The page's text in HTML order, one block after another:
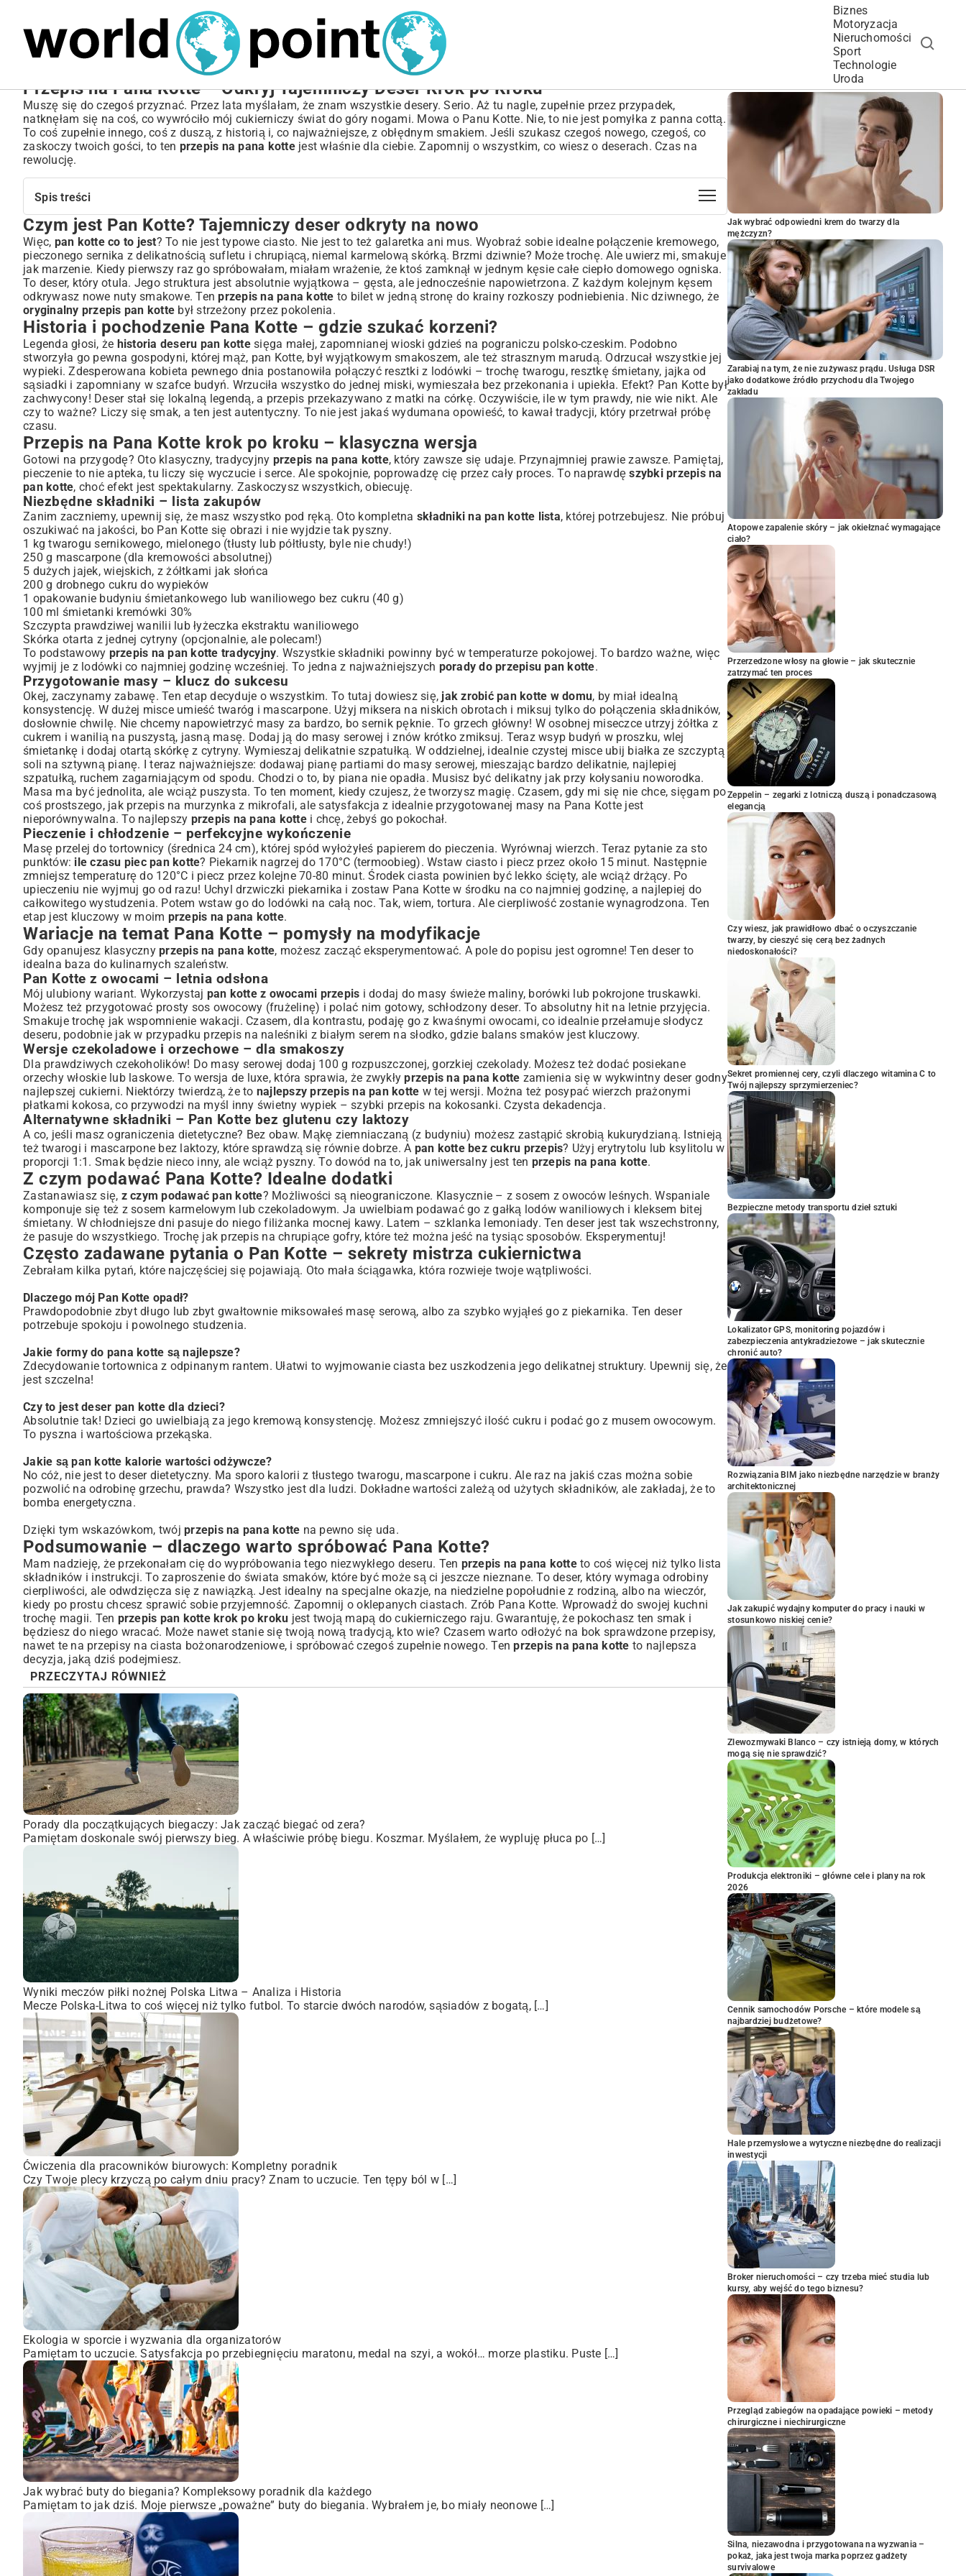
Biznes
Motoryzacja
Nieruchomości
Sport
Technologie
Uroda
Przepis na Pana Kotte – Odkryj Tajemniczy Deser Krok po Kroku
Muszę się do czegoś przyznać. Przez lata myślałam, że znam wszystkie desery. Serio. Aż tu nagle, zupełnie przez przypadek,
natknęłam się na coś, co wywróciło mój cukierniczy świat do góry nogami. Mowa o Panu Kotte. Nie, to nie jest pomyłka z panna cottą.
To coś zupełnie innego, coś z duszą, z historią i, co najważniejsze, z obłędnym smakiem. Jeśli szukasz czegoś nowego, czegoś, co
zaskoczy twoich gości, to ten przepis na pana kottejest właśnie dla ciebie. Zapomnij o wszystkim, co wiesz o deserach. Czas na
rewolucję.
Spis treści
Czym jest Pan Kotte? Tajemniczy deser odkryty na nowo
Historia i pochodzenie Pana Kotte – gdzie szukać korzeni?
Przepis na Pana Kotte krok po kroku – klasyczna wersja
Niezbędne składniki – lista zakupów
Przygotowanie masy – klucz do sukcesu
Pieczenie i chłodzenie – perfekcyjne wykończenie
Wariacje na temat Pana Kotte – pomysły na modyfikacje
Pan Kotte z owocami – letnia odsłona
Wersje czekoladowe i orzechowe – dla smakoszy
Alternatywne składniki – Pan Kotte bez glutenu czy laktozy
Z czym podawać Pana Kotte? Idealne dodatki
Często zadawane pytania o Pan Kotte – sekrety mistrza cukiernictwa
Podsumowanie – dlaczego warto spróbować Pana Kotte?
Czym jest Pan Kotte? Tajemniczy deser odkryty na nowo
Więc, pan kotte co to jest? To nie jest typowe ciasto. Nie jest to też galaretka ani mus. Wyobraź sobie idealne połączenie kremowego,
pieczonego sernika z delikatnością sufletu i chrupiącą, niemal karmelową skórką. Brzmi dziwnie? Może trochę. Ale uwierz mi, smakuje
jak marzenie. Kiedy pierwszy raz go spróbowałam, miałam wrażenie, że ktoś zamknął w jednym kęsie całe ciepło domowego ogniska.
To deser, który otula. Jego struktura jest absolutnie wyjątkowa – gęsta, ale jednocześnie napowietrzona. Z każdym kolejnym kęsem
odkrywasz nowe nuty smakowe. Tenprzepis na pana kotte to bilet w jedną stronę do krainy rozkoszy podniebienia. Nic dziwnego, że
oryginalny przepis pan kotte był strzeżony przez pokolenia.
Historia i pochodzenie Pana Kotte – gdzie szukać korzeni?
Legenda głosi, że historia deseru pan kottesięga małej, zapomnianej wioski gdzieś na pograniczu polsko-czeskim. Podobno
stworzyła go pewna gospodyni, której mąż, pan Kotte, był wyjątkowym smakoszem, ale też strasznym marudą. Odrzucał wszystkie jej
wypieki. Zdesperowana kobieta pewnego dnia postanowiła połączyć resztki z lodówki – trochę twarogu, resztkę śmietany, jajka od
sąsiadki i zapomniany w szafce budyń. Wrzuciła wszystko do jednej miski, wymieszała bez przekonania i upiekła. Efekt? Pan Kotte był
zachwycony! Deser stał się lokalną legendą, a przepis przekazywano z matki na córkę. Oczywiście, ile w tym prawdy, nie wie nikt. Ale
czy to ważne? Liczy się smak, a ten jest autentyczny. To nie jest jakaś wydumana opowieść, to kawał tradycji, który przetrwał próbę
czasu.
Przepis na Pana Kotte krok po kroku – klasyczna wersja
Gotowi na przygodę? Oto klasyczny, tradycyjny przepis na pana kotte, który zawsze się udaje. Przynajmniej prawie zawsze. Pamiętaj,
pieczenie to nie apteka, tu liczy się wyczucie i serce. Ale spokojnie, poprowadzę cię przez cały proces. To naprawdęszybki przepis na
pan kotte, choć efekt jest spektakularny. Zaskoczysz wszystkich, obiecuję.
Niezbędne składniki – lista zakupów
Zanim zaczniemy, upewnij się, że masz wszystko pod ręką. Oto kompletna składniki na pan kotte lista, której potrzebujesz. Nie próbuj
oszukiwać na jakości, bo Pan Kotte się obrazi i nie wyjdzie tak pyszny.
1 kg twarogu sernikowego, mielonego (tłusty lub półtłusty, byle nie chudy!)
250 g mascarpone (dla kremowości absolutnej)
5 dużych jajek, wiejskich, z żółtkami jak słońca
200 g drobnego cukru do wypieków
1 opakowanie budyniu śmietankowego lub waniliowego bez cukru (40 g)
100 ml śmietanki kremówki 30%
Szczypta prawdziwej wanilii lub łyżeczka ekstraktu waniliowego
Skórka otarta z jednej cytryny (opcjonalnie, ale polecam!)
To podstawowy przepis na pan kotte tradycyjny. Wszystkie składniki powinny być w temperaturze pokojowej. To bardzo ważne, więc
wyjmij je z lodówki co najmniej godzinę wcześniej. To jedna z najważniejszych porady do przepisu pan kotte.
Przygotowanie masy – klucz do sukcesu
Okej, zaczynamy zabawę. Ten etap decyduje o wszystkim. To tutaj dowiesz się, jak zrobić pan kotte w domu, by miał idealną
konsystencję. W dużej misce umieść twaróg i mascarpone. Użyj miksera na niskich obrotach i miksuj tylko do połączenia składników,
dosłownie chwilę. Nie chcemy napowietrzyć masy za bardzo, bo sernik pęknie. To grzech główny! W osobnej miseczce utrzyj żółtka z
cukrem i wanilią na puszystą, jasną masę. Dodaj ją do masy serowej i znów krótko zmiksuj. Teraz wsyp budyń w proszku, wlej
śmietankę i dodaj otartą skórkę z cytryny. Wymieszaj delikatnie szpatułką. W oddzielnej, idealnie czystej misce ubij białka ze szczyptą
soli na sztywną pianę. I teraz najważniejsze: dodawaj pianę partiami do masy serowej, mieszając bardzo delikatnie, najlepiej
szpatułką, ruchem zagarniającym od spodu. Chodzi o to, by piana nie opadła. Musisz być delikatny jak przy kołysaniu noworodka.
Masa ma być jednolita, ale wciąż puszysta. To ten moment, kiedy czujesz, że tworzysz magię. Czasem, gdy mi się nie chce, sięgam po
coś prostszego, jak przepis na murzynka z mikrofali, ale satysfakcja z idealnie przygotowanej masy na Pana Kotte jest
nieporównywalna. To najlepszy przepis na pana kottei chcę, żebyś go pokochał.
Pieczenie i chłodzenie – perfekcyjne wykończenie
Masę przelej do tortownicy (średnica 24 cm), której spód wyłożyłeś papierem do pieczenia. Wyrównaj wierzch. Teraz pytanie za sto
punktów: ile czasu piec pan kotte? Piekarnik nagrzej do 170°C (termoobieg). Wstaw ciasto i piecz przez około 15 minut. Następnie
zmniejsz temperaturę do 120°C i piecz przez kolejne 70-80 minut. Środek ciasta powinien być lekko ścięty, ale wciąż drżący. Po
upieczeniu nie wyjmuj go od razu! Uchyl drzwiczki piekarnika i zostaw Pana Kotte w środku na co najmniej godzinę, a najlepiej do
całkowitego wystudzenia. Potem wstaw go do lodówki na całą noc. Tak, wiem, tortura. Ale cierpliwość zostanie wynagrodzona. Ten
etap jest kluczowy w moim przepis na pana kotte.
Wariacje na temat Pana Kotte – pomysły na modyfikacje
Gdy opanujesz klasyczny przepis na pana kotte, możesz zacząć eksperymentować. A pole do popisu jest ogromne! Ten deser to
idealna baza do kulinarnych szaleństw.
Pan Kotte z owocami – letnia odsłona
Mój ulubiony wariant. Wykorzystaj pan kotte z owocami przepis i dodaj do masy świeże maliny, borówki lub pokrojone truskawki.
Możesz też przygotować prosty sos owocowy (frużelinę) i polać nim gotowy, schłodzony deser. To absolutny hit na letnie przyjęcia.
Smakuje trochę jak wspomnienie wakacji. Czasem, dla kontrastu, podaję go z kwaśnymi owocami, co idealnie przełamuje słodycz
deseru, podobnie jak w przypadku przepis na naleśniki z białym serem na słodko, gdzie balans smaków jest kluczowy.
Wersje czekoladowe i orzechowe – dla smakoszy
Dla prawdziwych czekoholików! Do masy serowej dodaj 100 g rozpuszczonej, gorzkiej czekolady. Możesz też dodać posiekane
orzechy włoskie lub laskowe. To wersja de luxe, która sprawia, że zwykłyprzepis na pana kotte zamienia się w wykwintny deser godny
najlepszej cukierni. Niektórzy twierdzą, że to najlepszy przepis na pan kotte w tej wersji. Można też posypać wierzch prażonymi
płatkami kokosa, co przywodzi na myśl inny świetny wypiek – szybki przepis na kokosanki. Czysta dekadencja.
Alternatywne składniki – Pan Kotte bez glutenu czy laktozy
A co, jeśli masz ograniczenia dietetyczne? Bez obaw. Mąkę ziemniaczaną (z budyniu) możesz zastąpić skrobią kukurydzianą. Istnieją
też twarogi i mascarpone bez laktozy, które sprawdzą się równie dobrze. A pan kotte bez cukru przepis? Użyj erytrytolu lub ksylitolu w
proporcji 1:1. Smak będzie nieco inny, ale wciąż pyszny. To dowód na to, jak uniwersalny jest ten przepis na pana kotte.
Z czym podawać Pana Kotte? Idealne dodatki
Zastanawiasz się, z czym podawać pan kotte? Możliwości są nieograniczone. Klasycznie – z sosem z owoców leśnych. Wspaniale
komponuje się też z sosem karmelowym lub czekoladowym. Ja uwielbiam podawać go z gałką lodów waniliowych i kleksem bitej
śmietany. W chłodniejsze dni pasuje do niego filiżanka mocnej kawy. Latem – szklanka lemoniady. Ten deser jest tak wszechstronny,
że pasuje do wszystkiego. Trochę jak przepis na chrupiące gofry, które też można jeść na tysiąc sposobów. Eksperymentuj!
Często zadawane pytania o Pan Kotte – sekrety mistrza cukiernictwa
Zebrałam kilka pytań, które najczęściej się pojawiają. Oto mała ściągawka, która rozwieje twoje wątpliwości.
Dlaczego mój Pan Kotte opadł?
Prawdopodobnie zbyt długo lub zbyt gwałtownie miksowałeś masę serową, albo za szybko wyjąłeś go z piekarnika. Ten deser
potrzebuje spokoju i powolnego studzenia.
Jakie formy do pana kotte są najlepsze?
Zdecydowanie tortownica z odpinanym rantem. Ułatwi to wyjmowanie ciasta bez uszkodzenia jego delikatnej struktury. Upewnij się, że
jest szczelna!
Czy to jest deser pan kotte dla dzieci?
Absolutnie tak! Dzieci go uwielbiają za jego kremową konsystencję. Możesz zmniejszyć ilość cukru i podać go z musem owocowym.
To pyszna i wartościowa przekąska.
Jakie sąpan kotte kalorie wartości odżywcze?
No cóż, nie jest to deser dietetyczny. Ma sporo kalorii z tłustego twarogu, mascarpone i cukru. Ale raz na jakiś czas można sobie
pozwolić na odrobinę grzechu, prawda? Wszystko jest dla ludzi. Dokładne wartości zależą od użytych składników, ale zakładaj, że to
bomba energetyczna.
Dzięki tym wskazówkom, twój przepis na pana kotte na pewno się uda.
Podsumowanie – dlaczego warto spróbować Pana Kotte?
Mam nadzieję, że przekonałam cię do wypróbowania tego niezwykłego deseru. Ten przepis na pana kotteto coś więcej niż tylko lista
składników i instrukcji. To zaproszenie do świata smaków, które być może są ci jeszcze nieznane. To deser, który wymaga odrobiny
cierpliwości, ale odwdzięcza się z nawiązką. Jest idealny na specjalne okazje, na niedzielne popołudnie z rodziną, albo na wieczór,
kiedy po prostu chcesz sprawić sobie przyjemność. Zapomnij o oklepanych ciastach. Zrób Pana Kotte. Wprowadź do swojej kuchni
trochę magii. Ten przepis pan kotte krok po kroku jest twoją mapą do cukierniczego raju. Gwarantuję, że pokochasz ten smak i
będziesz do niego wracać. Może nawet stanie się twoją nową tradycją, kto wie? Czasem warto odłożyć na bok sprawdzone przepisy,
nawet te na przepisy na ciasta bożonarodzeniowe, i spróbować czegoś zupełnie nowego. Tenprzepis na pana kotte to najlepsza
decyzja, jaką dziś podejmiesz.
PRZECZYTAJ RÓWNIEŻ
Porady dla początkujących biegaczy: Jak zacząć biegać od zera?
Pamiętam doskonale swój pierwszy bieg. A właściwie próbę biegu. Koszmar. Myślałem, że wypluję płuca po […]
Wyniki meczów piłki nożnej Polska Litwa – Analiza i Historia
Mecze Polska-Litwa to coś więcej niż tylko futbol. To starcie dwóch narodów, sąsiadów z bogatą, […]
Ćwiczenia dla pracowników biurowych: Kompletny poradnik
Czy Twoje plecy krzyczą po całym dniu pracy? Znam to uczucie. Ten tępy ból w […]
Ekologia w sporcie i wyzwania dla organizatorów
Pamiętam to uczucie. Satysfakcja po przebiegnięciu maratonu, medal na szyi, a wokół… morze plastiku. Puste […]
Jak wybrać buty do biegania? Kompleksowy poradnik dla każdego
Pamiętam to jak dziś. Moje pierwsze „poważne” buty do biegania. Wybrałem je, bo miały neonowe […]
POPULARNE ARTYKUŁY
Jak wybrać odpowiedni krem do twarzy dla
mężczyzn?
Zarabiaj na tym, że nie zużywasz prądu. Usługa DSR
jako dodatkowe źródło przychodu dla Twojego
zakładu
Atopowe zapalenie skóry – jak okiełznać wymagające
ciało?
Przerzedzone włosy na głowie – jak skutecznie
zatrzymać ten proces
Zeppelin – zegarki z lotniczą duszą i ponadczasową
elegancją
Czy wiesz, jak prawidłowo dbać o oczyszczanie
twarzy, by cieszyć się cerą bez żadnych
niedoskonałości?
Sekret promiennej cery, czyli dlaczego witamina C to
Twój najlepszy sprzymierzeniec?
Bezpieczne metody transportu dzieł sztuki
Lokalizator GPS, monitoring pojazdów i
zabezpieczenia antykradzieżowe – jak skutecznie
chronić auto?
Rozwiązania BIM jako niezbędne narzędzie w branży
architektonicznej
Jak zakupić wydajny komputer do pracy i nauki w
stosunkowo niskiej cenie?
Zlewozmywaki Blanco – czy istnieją domy, w których
mogą się nie sprawdzić?
Produkcja elektroniki – główne cele i plany na rok
2026
Cennik samochodów Porsche – które modele są
najbardziej budżetowe?
Hale przemysłowe a wytyczne niezbędne do realizacji
inwestycji
Broker nieruchomości – czy trzeba mieć studia lub
kursy, aby wejść do tego biznesu?
Przegląd zabiegów na opadające powieki – metody
chirurgiczne i niechirurgiczne
Silna, niezawodna i przygotowana na wyzwania –
pokaż, jaka jest twoja marka poprzez gadżety
survivalowe